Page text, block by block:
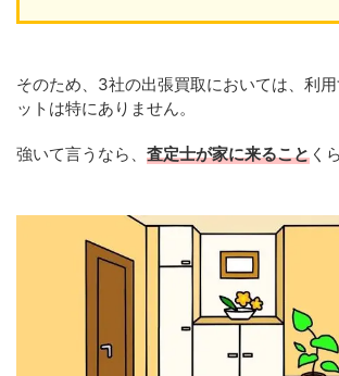
そのため、3社の出張買取においては、利
ットは特にありません。
強いて言うなら、 査定士が家に来ること く